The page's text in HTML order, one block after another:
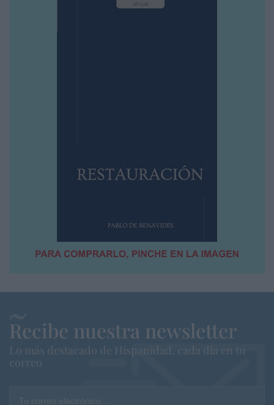
Recibe nuestra newsletter
Lo más destacado de Hispanidad, cada dia en tu
correo
Tu correo electrónico...